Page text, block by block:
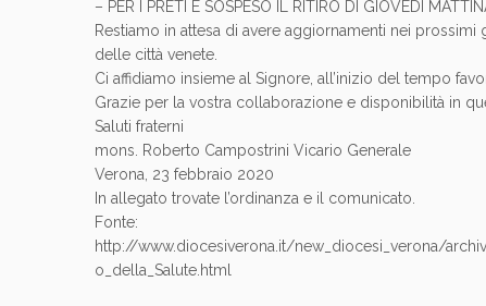
– PER I PRETI È SOSPESO IL RITIRO DI GIOVEDÌ
Restiamo in attesa di avere aggiornamenti nei
delle città venete.
Ci affidiamo insieme al Signore, all’inizio del tempo
Grazie per la vostra collaborazione e disponibilità in
Saluti fraterni
mons. Roberto Campostrini Vicario Generale
Verona, 23 febbraio 2020
In allegato trovate l’ordinanza e il comunicato.
Fonte:
http://www.diocesiverona.it/new_diocesi_verona/
o_della_Salute.html